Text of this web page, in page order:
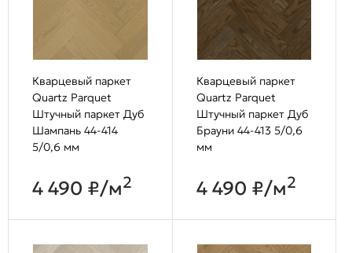
Кварцевый паркет
Quartz Parquet
Штучный паркет Дуб
Шампань 44-414
5/0,6 мм
4 490 ₽/м2
Кварцевый паркет
Quartz Parquet
Штучный паркет Дуб
Брауни 44-413 5/0,6
мм
4 490 ₽/м2